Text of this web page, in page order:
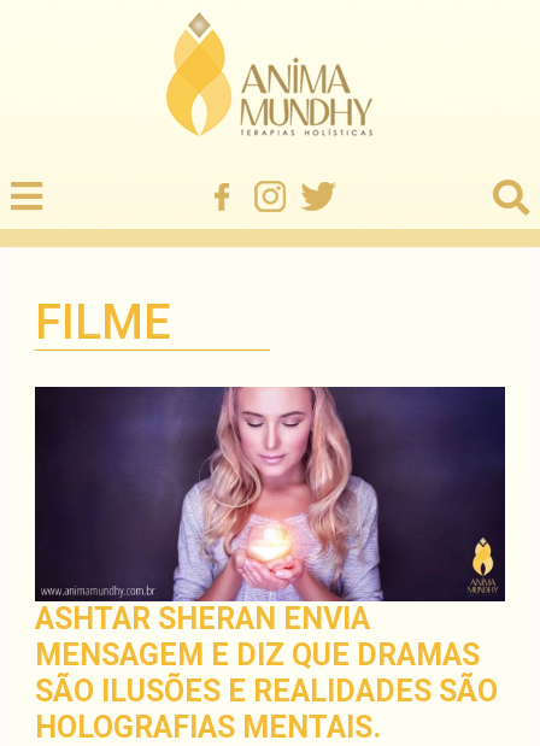
FILME
ASHTAR SHERAN ENVIA
MENSAGEM E DIZ QUE DRAMAS
SÃO ILUSÕES E REALIDADES SÃO
HOLOGRAFIAS MENTAIS.